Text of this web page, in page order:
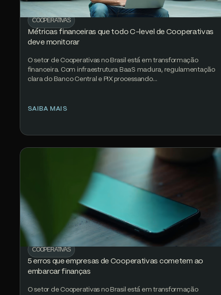
COOPERATIVAS
Métricas financeiras que todo C-level de Cooperativas
deve monitorar
O setor de Cooperativas no Brasil está em transformação
financeira. Com infraestrutura BaaS madura, regulamentação
clara do Banco Central e PIX processando…
SAIBA MAIS
COOPERATIVAS
5 erros que empresas de Cooperativas cometem ao
embarcar finanças
O setor de Cooperativas no Brasil está em transformação